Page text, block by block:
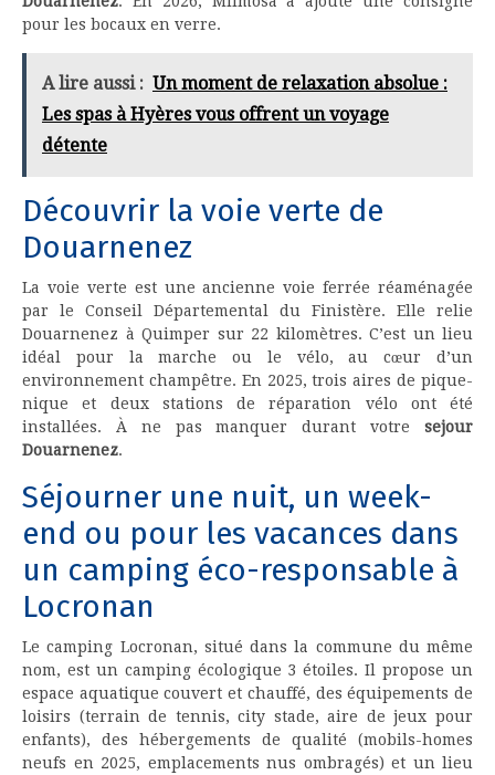
pour les bocaux en verre.
A lire aussi : Un moment de relaxation absolue :
Les spas à Hyères vous offrent un voyage
détente
Découvrir la voie verte de
Douarnenez
La voie verte est une ancienne voie ferrée réaménagée
par le Conseil Départemental du Finistère. Elle relie
Douarnenez à Quimper sur 22 kilomètres. C’est un lieu
idéal pour la marche ou le vélo, au cœur d’un
environnement champêtre. En 2025, trois aires de pique-
nique et deux stations de réparation vélo ont été
installées. À ne pas manquer durant votre sejour
Douarnenez.
Séjourner une nuit, un week-
end ou pour les vacances dans
un camping éco-responsable à
Locronan
Le camping Locronan, situé dans la commune du même
nom, est un camping écologique 3 étoiles. Il propose un
espace aquatique couvert et chauffé, des équipements de
loisirs (terrain de tennis, city stade, aire de jeux pour
enfants), des hébergements de qualité (mobils-homes
neufs en 2025, emplacements nus ombragés) et un lieu